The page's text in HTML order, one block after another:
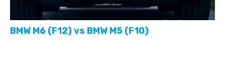
BMW M6 (F12) vs BMW M5 (F10)